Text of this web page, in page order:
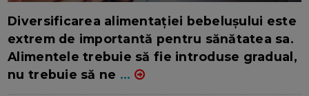
Diversificarea alimentației bebelușului este
extrem de importantă pentru sănătatea sa.
Alimentele trebuie să fie introduse gradual,
nu trebuie să ne ...